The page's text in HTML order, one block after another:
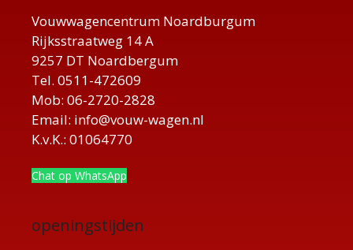
Vouwwagencentrum Noardburgum
Rijksstraatweg 14 A
9257 DT Noardbergum
Tel. 0511-472609
Mob: 06-2720-2828
Email: info@vouw-wagen.nl
K.v.K.: 01064770
Chat op WhatsApp
openingstijden